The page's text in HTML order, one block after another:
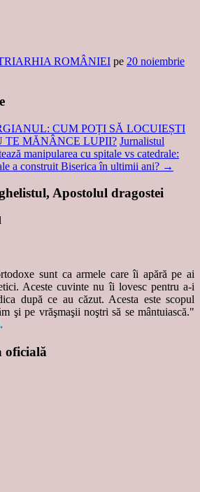
ROMÂNIEI pe 20 noiembrie
CUM POȚI SĂ LOCUIEȘTI
TE MĂNÂNCE LUPII? Jurnalistul
manipularea cu spitale vs catedrale:
a construit Biserica în ultimii ani? →
Apostolul dragostei
sunt ca armele care îi apără pe ai
Aceste cuvinte nu îi lovesc pentru a-i
după ce au căzut. Acesta este scopul
şi pe vrăşmaşii noştri să se mântuiască."
oficială